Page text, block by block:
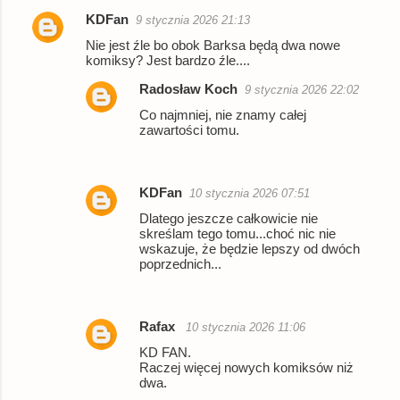
e
n
KDFan 9 stycznia 2026 21:13
Nie jest źle bo obok Barksa będą dwa nowe
komiksy? Jest bardzo źle....
Radosław Koch 9 stycznia 2026 22:02
Co najmniej, nie znamy całej
zawartości tomu.
KDFan 10 stycznia 2026 07:51
Dlatego jeszcze całkowicie nie
skreślam tego tomu...choć nic nie
wskazuje, że będzie lepszy od dwóch
poprzednich...
Rafax 10 stycznia 2026 11:06
KD FAN.
Raczej więcej nowych komiksów niż
dwa.